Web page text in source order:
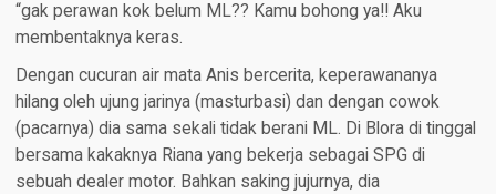
“gak perawan kok belum ML?? Kamu bohong ya!! Aku
membentaknya keras.
Dengan cucuran air mata Anis bercerita, keperawananya
hilang oleh ujung jarinya (masturbasi) dan dengan cowok
(pacarnya) dia sama sekali tidak berani ML. Di Blora di tinggal
bersama kakaknya Riana yang bekerja sebagai SPG di
sebuah dealer motor. Bahkan saking jujurnya, dia